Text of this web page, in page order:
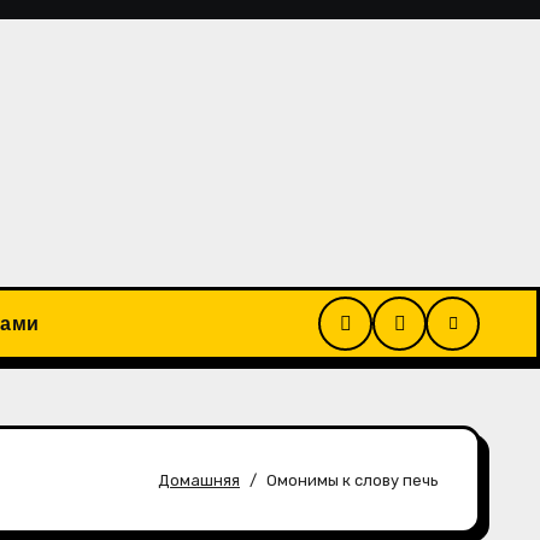
Домашняя Омонимы к слову печь